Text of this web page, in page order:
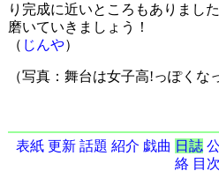
り完成に近いところもありました
磨いていきましょう！
（ じんや）
（写真：舞台は女子高!っぽくな
表紙 更新 話題 紹介 戯曲 日誌
絡 目次